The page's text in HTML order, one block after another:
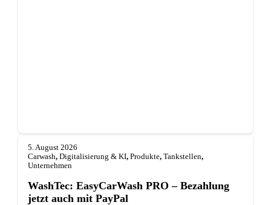
5. August 2026
Carwash, Digitalisierung & KI, Produkte, Tankstellen,
Unternehmen
WashTec: EasyCarWash PRO – Bezahlung
jetzt auch mit PayPal